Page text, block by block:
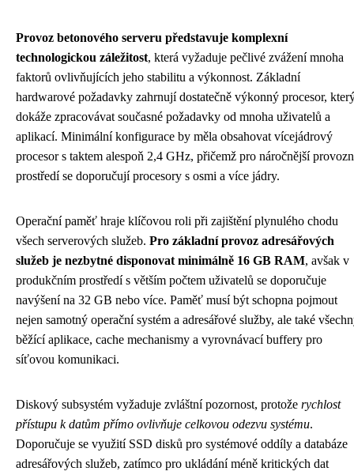
Provoz betonového serveru představuje komplexní
technologickou záležitost, která vyžaduje pečlivé zvážení mnoha
faktorů ovlivňujících jeho stabilitu a výkonnost. Základní
hardwarové požadavky zahrnují dostatečně výkonný procesor,
dokáže zpracovávat současné požadavky od mnoha uživatelů a
aplikací. Minimální konfigurace by měla obsahovat vícejádrový
procesor s taktem alespoň 2,4 GHz, přičemž pro náročnější
prostředí se doporučují procesory s osmi a více jádry.
Operační paměť hraje klíčovou roli při zajištění plynulého chodu
všech serverových služeb. Pro základní provoz adresářových
služeb je nezbytné disponovat minimálně 16 GB RAM, avšak v
produkčním prostředí s větším počtem uživatelů se doporučuje
navýšení na 32 GB nebo více. Paměť musí být schopna pojmout
nejen samotný operační systém a adresářové služby, ale také
běžící aplikace, cache mechanismy a vyrovnávací buffery pro
síťovou komunikaci.
Diskový subsystém vyžaduje zvláštní pozornost, protože rychlost
přístupu k datům přímo ovlivňuje celkovou odezvu systému.
Doporučuje se využití SSD disků pro systémové oddíly a databáze
adresářových služeb, zatímco pro ukládání méně kritických dat